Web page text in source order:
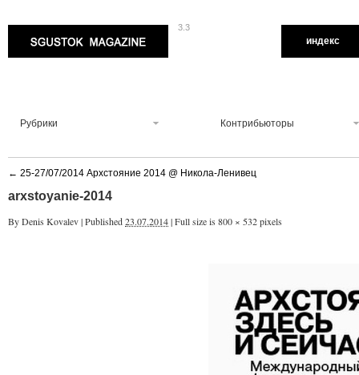
3.3
индекс
Рубрики Контрибьюторы
← 25-27/07/2014 Архстояние 2014 @ Никола-Ленивец
arxstoyanie-2014
ByDenis Kovalev|Published23.07.2014|Full size is 800 × 532pixels